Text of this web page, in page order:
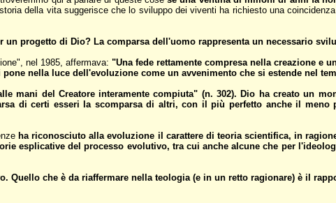
della vita suggerisce che lo sviluppo dei viventi ha richiesto una
progetto di Dio? La comparsa dell'uomo rappresenta un necessario
nel 1985, affermava:"Una fede rettamente compresa nella creazione e
nella luce dell'evoluzione come un avvenimento che si estende nel
mani del Creatore interamente compiuta" (n. 302). Dio ha creato un
di certi esseri la scomparsa di altri, con il più perfetto anche il meno
ha riconosciuto alla evoluzione il carattere di teoria scientifica, in
esplicative del processo evolutivo, tra cui anche alcune che per
Quello che è da riaffermare nella teologia (e in un retto ragionare) è il